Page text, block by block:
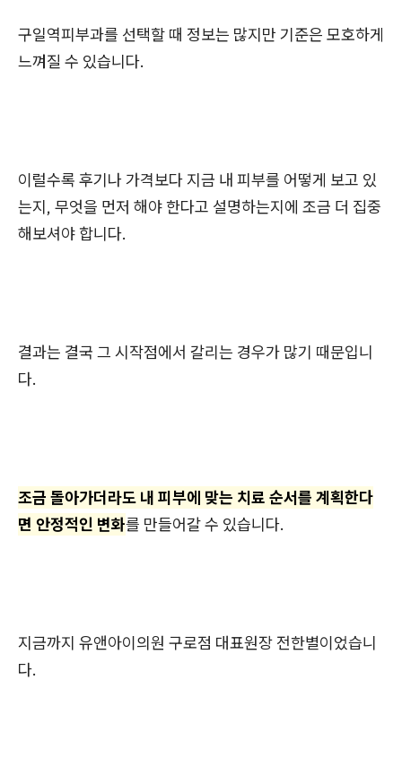
구일역피부과를 선택할 때 정보는 많지만 기준은 모호하게
느껴질 수 있습니다.
이럴수록 후기나 가격보다 지금 내 피부를 어떻게 보고 있
는지, 무엇을 먼저 해야 한다고 설명하는지에 조금 더 집중
해보셔야 합니다.
결과는 결국 그 시작점에서 갈리는 경우가 많기 때문입니
다.
조금 돌아가더라도 내 피부에 맞는 치료 순서를 계획한다
면 안정적인 변화를 만들어갈 수 있습니다.
지금까지 유앤아이의원 구로점 대표원장 전한별이었습니
다.